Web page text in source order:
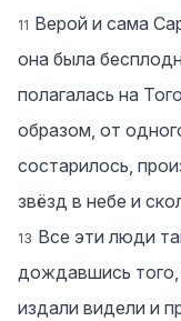
11 Верой и сама
она была
полагалась на
образом, от
состарилось,
звёзд в небе и
13 Все эти люди
дождавшись
издали видели и